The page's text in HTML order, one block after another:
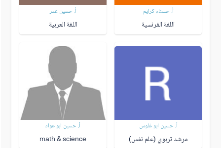
أ. حسناء كرايم
اللغة الفرنسية
أ. حسين عمر
اللغة العربية
أ. حسين ابو غلوس
مرشد تربوي (علم نفس)
أ. حسين ابو عواد
math & science